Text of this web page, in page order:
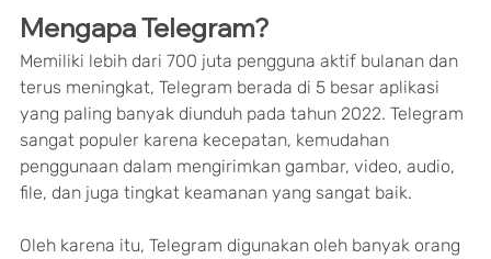
Mengapa Telegram?
Memiliki lebih dari 700 juta pengguna aktif bulanan dan
terus meningkat, Telegram berada di 5 besar aplikasi
yang paling banyak diunduh pada tahun 2022. Telegram
sangat populer karena kecepatan, kemudahan
penggunaan dalam mengirimkan gambar, video, audio,
file, dan juga tingkat keamanan yang sangat baik.
Oleh karena itu, Telegram digunakan oleh banyak orang